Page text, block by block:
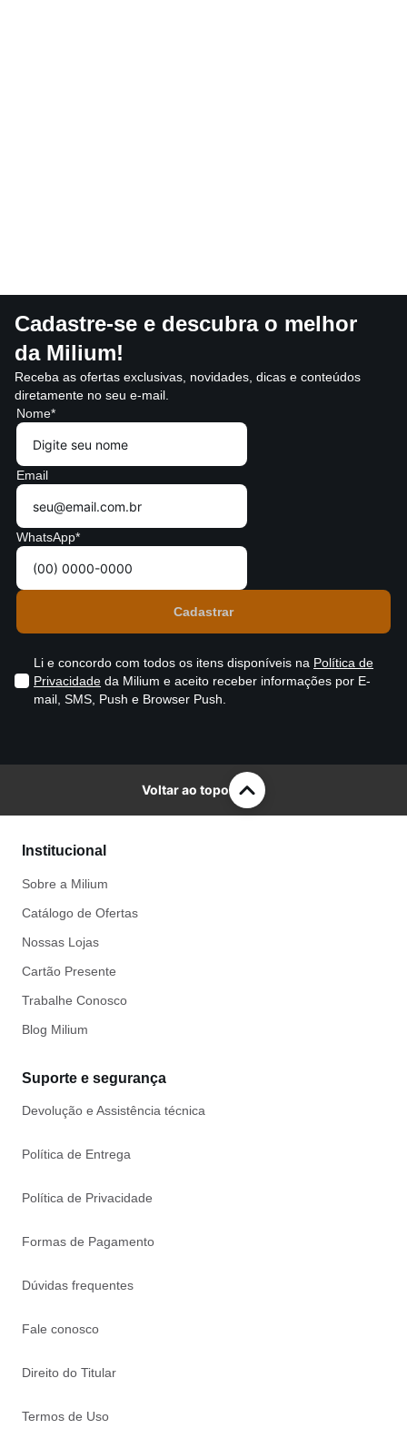
Cadastre-se e descubra o melhor
da Milium!
Receba as ofertas exclusivas, novidades, dicas e conteúdos
diretamente no seu e-mail.
Nome*
Email
WhatsApp*
Li e concordo com todos os itens disponíveis na Política de
Privacidade da Milium e aceito receber informações por E-
mail, SMS, Push e Browser Push.
Voltar ao topo
Institucional
Sobre a Milium
Catálogo de Ofertas
Nossas Lojas
Cartão Presente
Trabalhe Conosco
Blog Milium
Suporte e segurança
Devolução e Assistência técnica
Política de Entrega
Política de Privacidade
Formas de Pagamento
Dúvidas frequentes
Fale conosco
Direito do Titular
Termos de Uso